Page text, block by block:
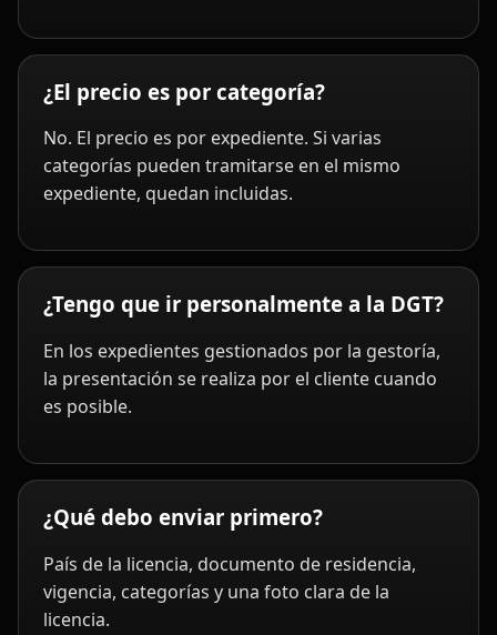
¿El precio es por categoría?
No. El precio es por expediente. Si varias
categorías pueden tramitarse en el mismo
expediente, quedan incluidas.
¿Tengo que ir personalmente a la DGT?
En los expedientes gestionados por la gestoría,
la presentación se realiza por el cliente cuando
es posible.
¿Qué debo enviar primero?
País de la licencia, documento de residencia,
vigencia, categorías y una foto clara de la
licencia.